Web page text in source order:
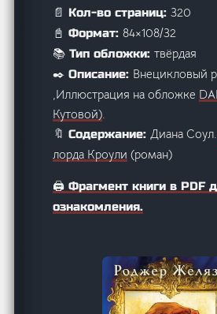
📄 Кол-во страниц:320
📓 Формат:84×108/32
📚 Тип обложки:твёрдая
✒️ Описание: Внецикловый
,Иллюстрация на обложке
Кутовой).
🔖 Содержание:Диана
лорда Кроули (роман)
🖨️ Фрагмент книги в PDF
ознакомления.